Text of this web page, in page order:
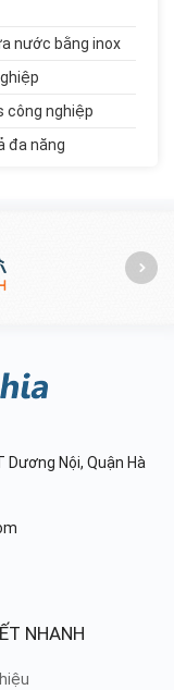
Góc...
nước bằng inox
công nghiệp
đa năng
Dương Nội, Quận Hà
NHANH